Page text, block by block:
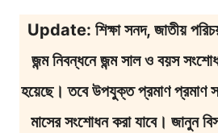
Update: শিক্ষা সনদ, জাতীয়
জন্ম নিবন্ধনে জন্ম সাল ও বয়স
হয়েছে। তবে উপযুক্ত প্রমাণ প্রমাণ
মাসের সংশোধন করা যাবে। জানুন